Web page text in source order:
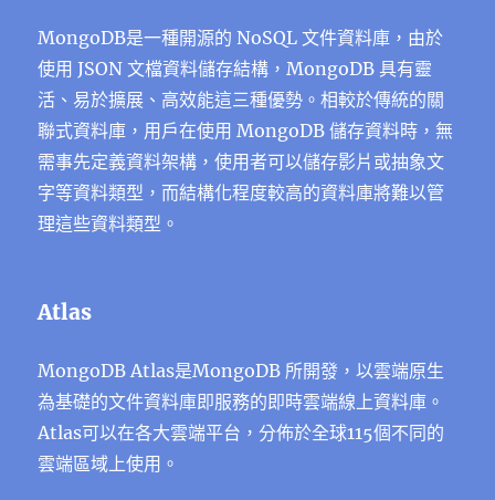
MongoDB是一種開源的 NoSQL 文件資料庫，由於
使用 JSON 文檔資料儲存結構，MongoDB 具有靈
活、易於擴展、高效能這三種優勢。相較於傳統的關
聯式資料庫，用戶在使用 MongoDB 儲存資料時，無
需事先定義資料架構，使用者可以儲存影片或抽象文
字等資料類型，而結構化程度較高的資料庫將難以管
理這些資料類型。
Atlas
MongoDB Atlas是MongoDB 所開發，以雲端原生
為基礎的文件資料庫即服務的即時雲端線上資料庫。
Atlas可以在各大雲端平台，分佈於全球115個不同的
雲端區域上使用。